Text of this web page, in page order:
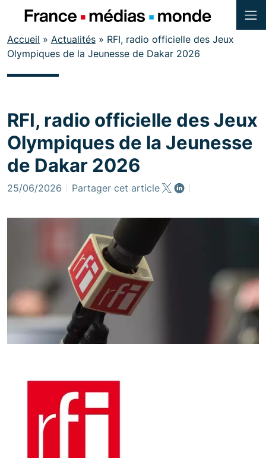
Menu
Contenu
Pied de page
Accueil » Actualités » RFI, radio officielle des Jeux
Olympiques de la Jeunesse de Dakar 2026
RFI, radio officielle des Jeux
Olympiques de la Jeunesse
de Dakar 2026
25/06/2026 Partager cet article